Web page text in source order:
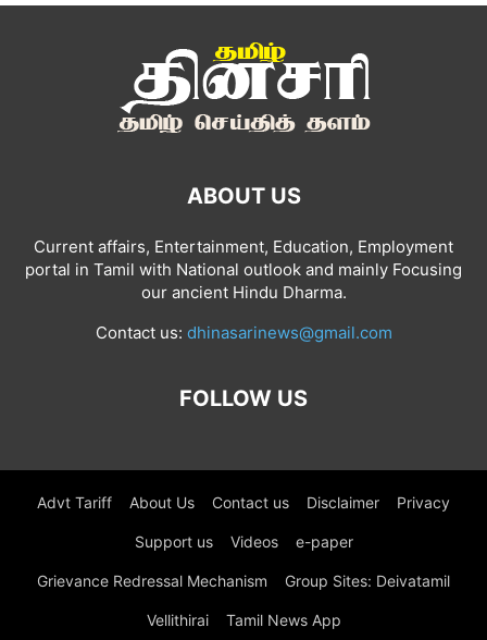
ABOUT US
Current affairs, Entertainment, Education, Employment
portal in Tamil with National outlook and mainly Focusing
our ancient Hindu Dharma.
Contact us: dhinasarinews@gmail.com
FOLLOW US
Advt Tariff About Us Contact us Disclaimer Privacy
Support us Videos e-paper
Grievance Redressal Mechanism Group Sites: Deivatamil
Vellithirai Tamil News App